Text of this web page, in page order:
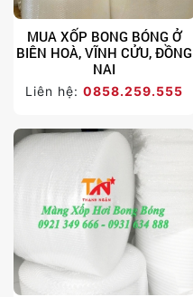
MUA XỐP BONG BÓNG Ở
BIÊN HOÀ, VĨNH CỬU, ĐỒNG
NAI
Liên hệ:0858.259.555